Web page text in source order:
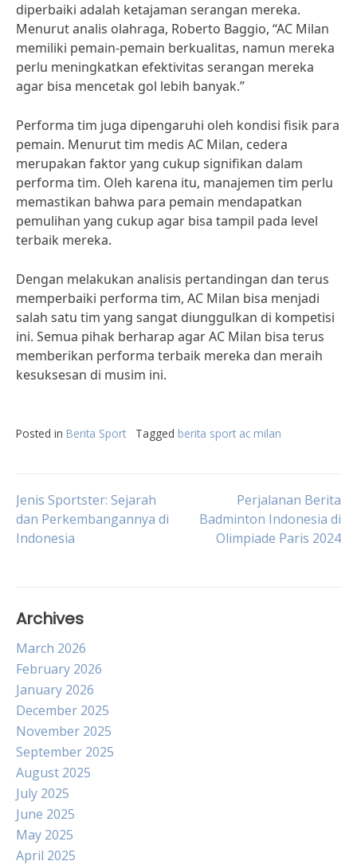
diperbaiki adalah ketajaman serangan mereka.
Menurut analis olahraga, Roberto Baggio, “AC Milan
memiliki pemain-pemain berkualitas, namun mereka
perlu meningkatkan efektivitas serangan mereka
agar bisa mencetak gol lebih banyak.”
Performa tim juga dipengaruhi oleh kondisi fisik para
pemain. Menurut tim medis AC Milan, cedera
merupakan faktor yang cukup signifikan dalam
performa tim. Oleh karena itu, manajemen tim perlu
memastikan bahwa para pemain mendapatkan
pemulihan yang cukup agar bisa tampil pada level
terbaik mereka.
Dengan melakukan analisis pertandingan dan terus
memperbaiki performa tim, AC Milan bisa menjadi
salah satu tim yang sangat diunggulkan di kompetisi
ini. Semua pihak berharap agar AC Milan bisa terus
memberikan performa terbaik mereka dan meraih
kesuksesan di musim ini.
Posted in Berita Sport Tagged berita sport ac milan
Post
navigation
Jenis Sportster: Sejarah
dan Perkembangannya di
Indonesia
Perjalanan Berita
Badminton Indonesia di
Olimpiade Paris 2024
Archives
March 2026
February 2026
January 2026
December 2025
November 2025
September 2025
August 2025
July 2025
June 2025
May 2025
April 2025